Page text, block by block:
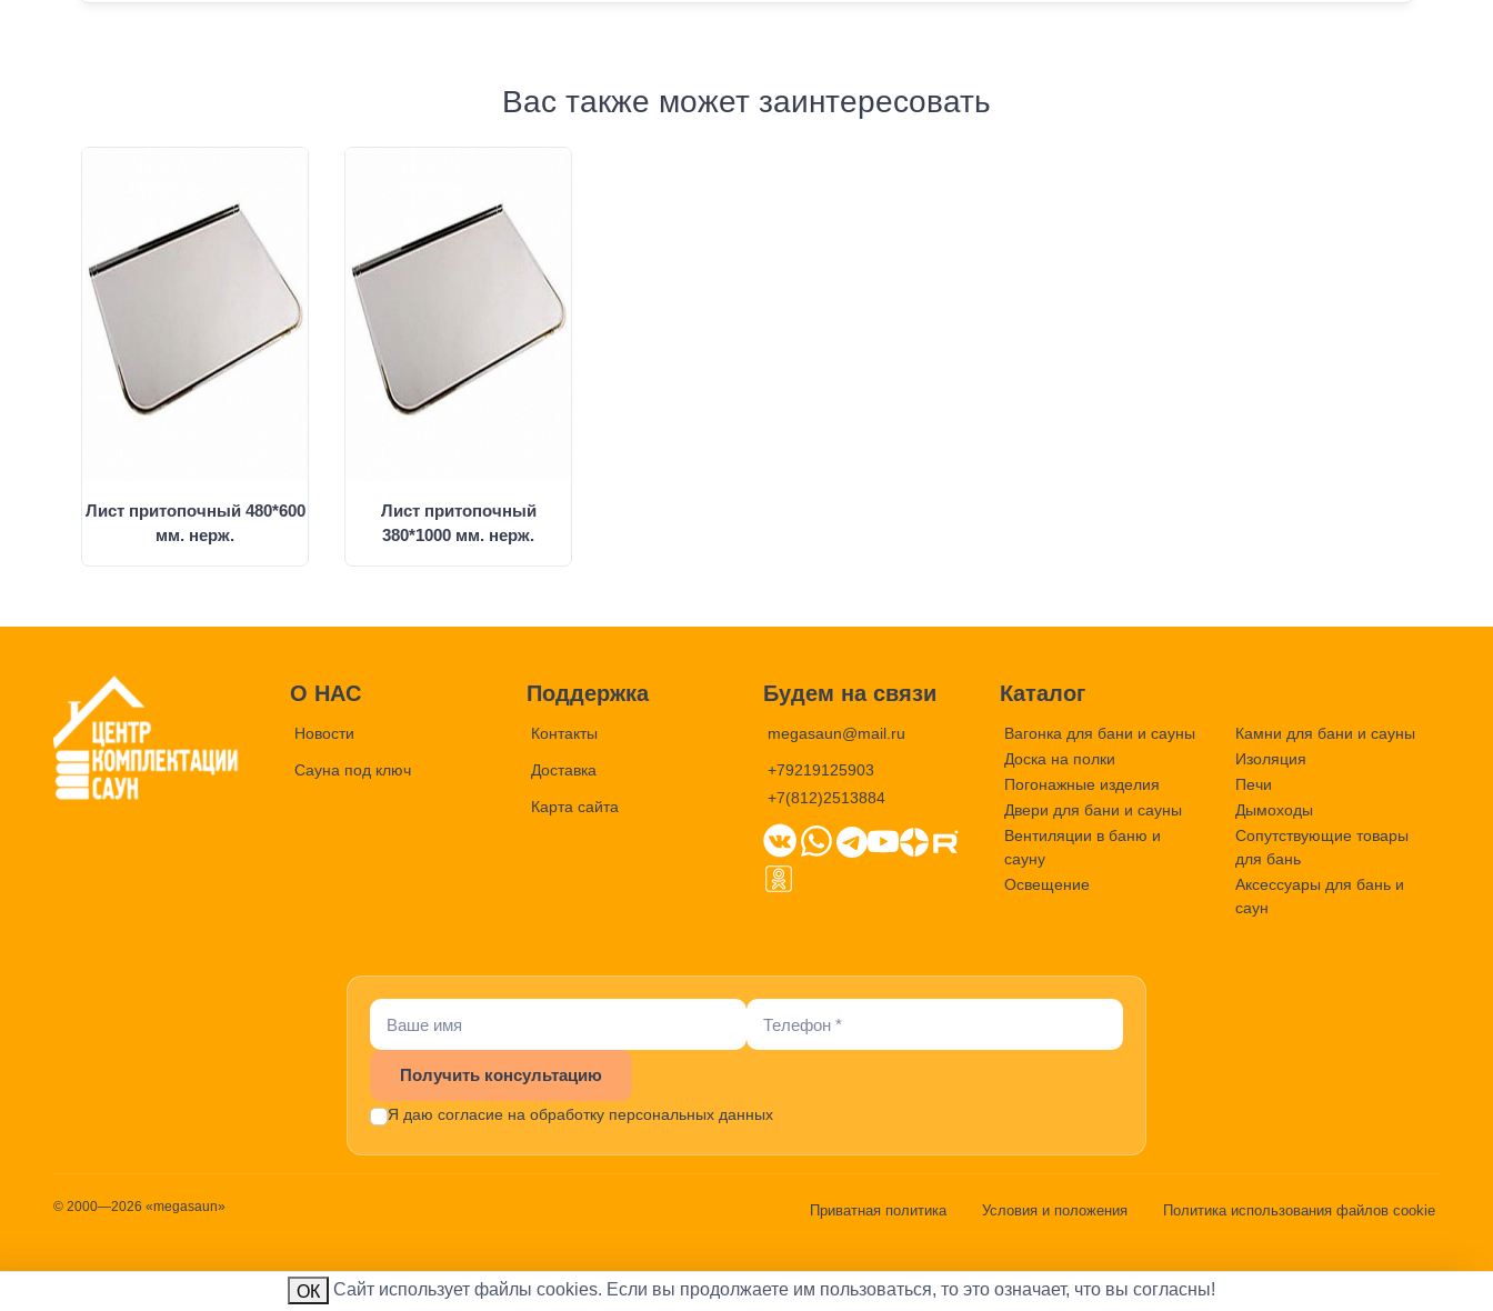
Вас также может заинтересовать
Лист притопочный 480*600
мм. нерж.
Лист притопочный
380*1000 мм. нерж.
О НАС
Новости
Сауна под ключ
Поддержка
Контакты
Доставка
Карта сайта
Будем на связи
megasaun@mail.ru
+79219125903
+7(812)2513884
Каталог
Вагонка для бани и сауны
Доска на полки
Погонажные изделия
Двери для бани и сауны
Вентиляции в баню и
сауну
Освещение
Камни для бани и сауны
Изоляция
Печи
Дымоходы
Сопутствующие товары
для бань
Аксессуары для бань и
саун
Получить консультацию
Я даю согласие на обработку персональных данных
© 2000—2026 «megasaun» Приватная политика Условия и положения Политика использования файлов cookie
ИП Александров Аркадий Васильевич • ОГРН:319784700293566
ОК Cайт использует файлы cookies. Если вы продолжаете им пользоваться, то это означает, что вы согласны!